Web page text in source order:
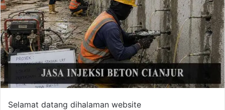
Selamat datang dihalaman website